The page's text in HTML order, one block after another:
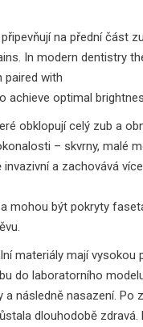
na přední část
In modern dentistry
paired with
achieve optimal
obklopují celý zub a
– skvrny, malé
a zachovává
mohou být pokryty
materiály mají
do laboratorního
a následně nasazení. Po
dlouhodobě zdravá.